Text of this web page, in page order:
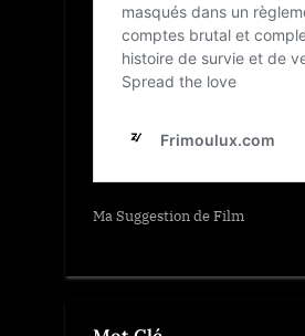
Ma Suggestion de Film